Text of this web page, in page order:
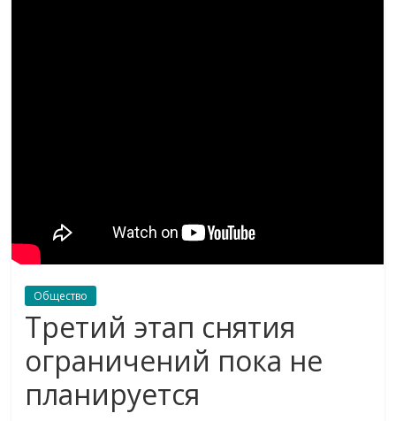
Общество
Третий этап снятия
ограничений пока не
планируется